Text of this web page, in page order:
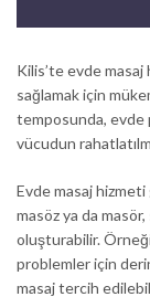
Kilis’te evde
sağlamak için
temposunda, evde
vücudun
Evde masaj
masöz ya da
oluşturabilir.
problemler için
masaj tercih